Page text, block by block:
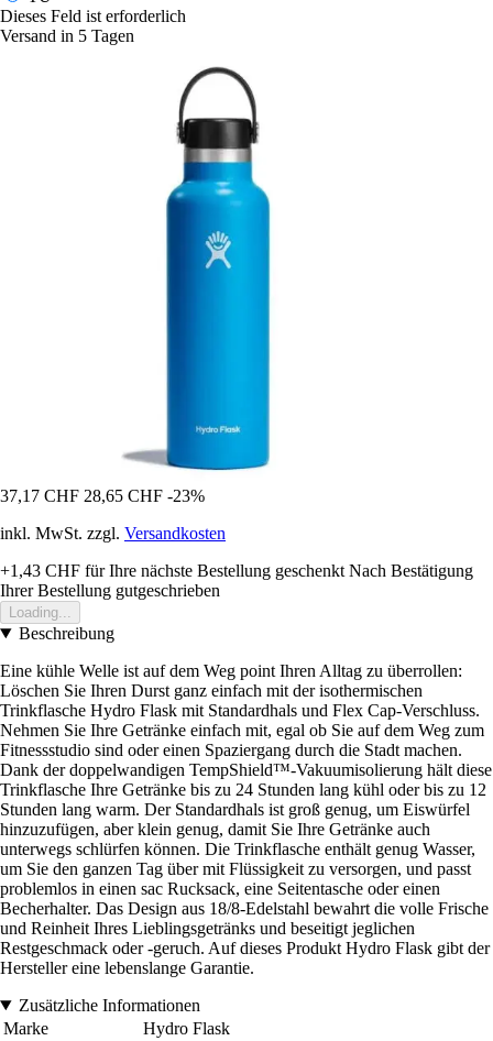
Dieses Feld ist erforderlich
Versand in 5 Tagen
37,17 CHF 28,65 CHF -23%
inkl. MwSt. zzgl. Versandkosten
+1,43 CHF für Ihre nächste Bestellung geschenkt Nach Bestätigung
Ihrer Bestellung gutgeschrieben
Loading...
Beschreibung
Eine kühle Welle ist auf dem Weg point Ihren Alltag zu überrollen:
Löschen Sie Ihren Durst ganz einfach mit der isothermischen
Trinkflasche Hydro Flask mit Standardhals und Flex Cap-Verschluss.
Nehmen Sie Ihre Getränke einfach mit, egal ob Sie auf dem Weg zum
Fitnessstudio sind oder einen Spaziergang durch die Stadt machen.
Dank der doppelwandigen TempShield™-Vakuumisolierung hält diese
Trinkflasche Ihre Getränke bis zu 24 Stunden lang kühl oder bis zu 12
Stunden lang warm. Der Standardhals ist groß genug, um Eiswürfel
hinzuzufügen, aber klein genug, damit Sie Ihre Getränke auch
unterwegs schlürfen können. Die Trinkflasche enthält genug Wasser,
um Sie den ganzen Tag über mit Flüssigkeit zu versorgen, und passt
problemlos in einen sac Rucksack, eine Seitentasche oder einen
Becherhalter. Das Design aus 18/8-Edelstahl bewahrt die volle Frische
und Reinheit Ihres Lieblingsgetränks und beseitigt jeglichen
Restgeschmack oder -geruch. Auf dieses Produkt Hydro Flask gibt der
Hersteller eine lebenslange Garantie.
Zusätzliche Informationen
Marke
Hydro Flask